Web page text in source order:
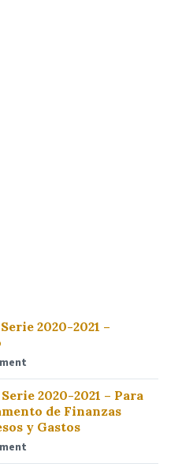
2020-2021 –
2020-2021 – Para
de Finanzas
y Gastos